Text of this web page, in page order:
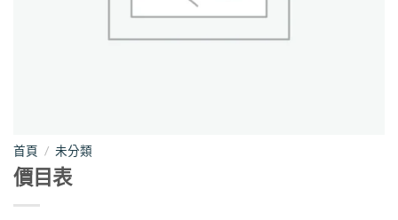
首頁 / 未分類
價目表